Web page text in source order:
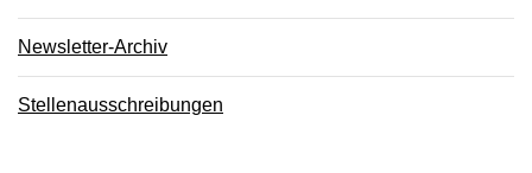
Newsletter-Archiv
Stellenausschreibungen